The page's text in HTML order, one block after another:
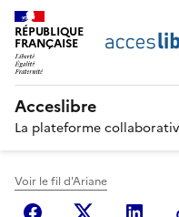
RÉPUBLIQUE
FRANÇAISE
Acceslibre
La plateforme
Voir le fil d'Ariane
FacebookX